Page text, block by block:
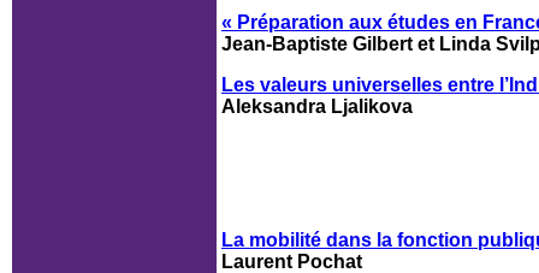
« Préparation aux études en
Jean-Baptiste Gilbert et Linda
Les valeurs universelles entre
Aleksandra Ljalikova
La mobilité dans la fonction
Laurent Pochat